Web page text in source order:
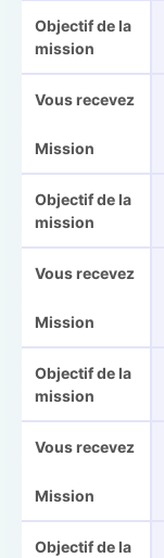
Objectif de la
mission
Vous recevez
Mission
Objectif de la
mission
Vous recevez
Mission
Objectif de la
mission
Vous recevez
Mission
Objectif de la